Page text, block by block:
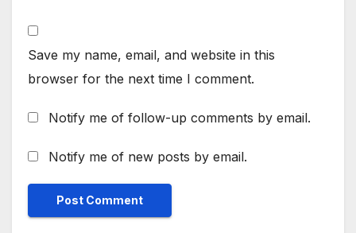
Save my name, email, and website in this
browser for the next time I comment.
Notify me of follow-up comments by email.
Notify me of new posts by email.